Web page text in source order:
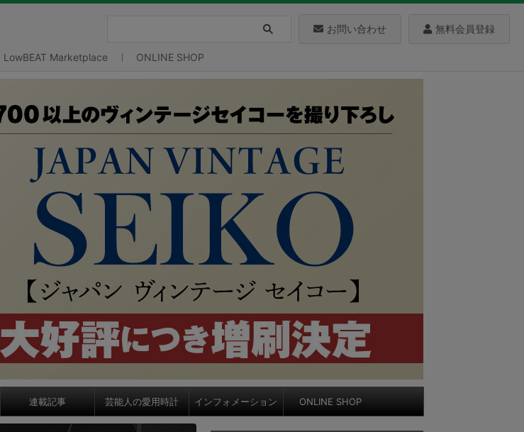
お問い合わせ 無料会員登録
LowBEAT Marketplace ONLINE SHOP
連載記事 芸能人の愛用時計 インフォメーション ONLINE SHOP